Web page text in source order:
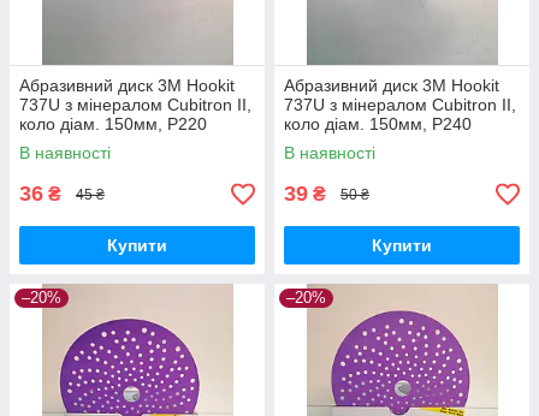
Абразивний диск 3M Hookit
737U з мінералом Cubitron II,
коло діам. 150мм, P220
В наявності
36 ₴ 45 ₴
Купити
Абразивний диск 3M Hookit
737U з мінералом Cubitron II,
коло діам. 150мм, P240
В наявності
39 ₴ 50 ₴
Купити
–20% –20%